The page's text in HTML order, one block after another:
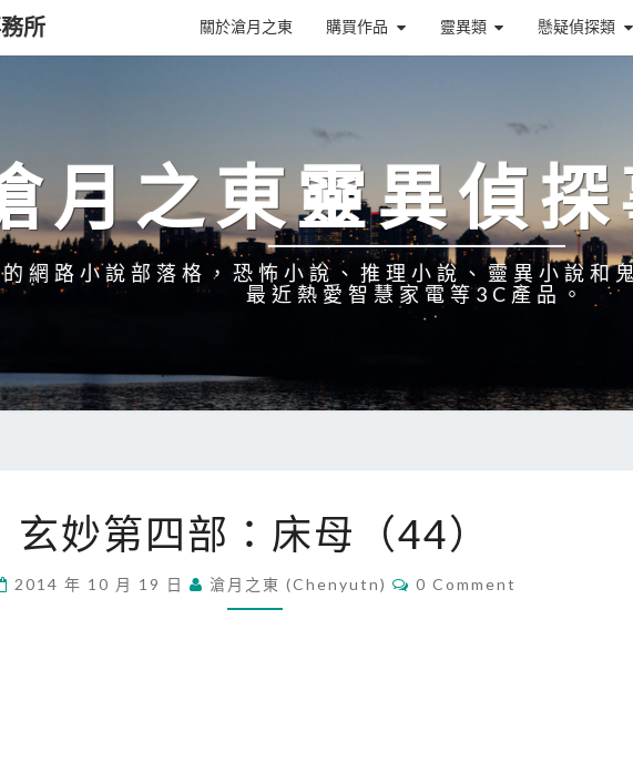
所 關於滄月之東 購買作品 靈異類 懸疑偵探類
月之東靈異偵
網路小說部落格，恐怖小說、推理小說、靈異小說和
最近熱愛智慧家電等3C產品。
妙
第
四
部
玄妙第四部：床母（44）
2014 年 10 月 19 日 滄月之東 (chenyutn)
C
O
0 Comment